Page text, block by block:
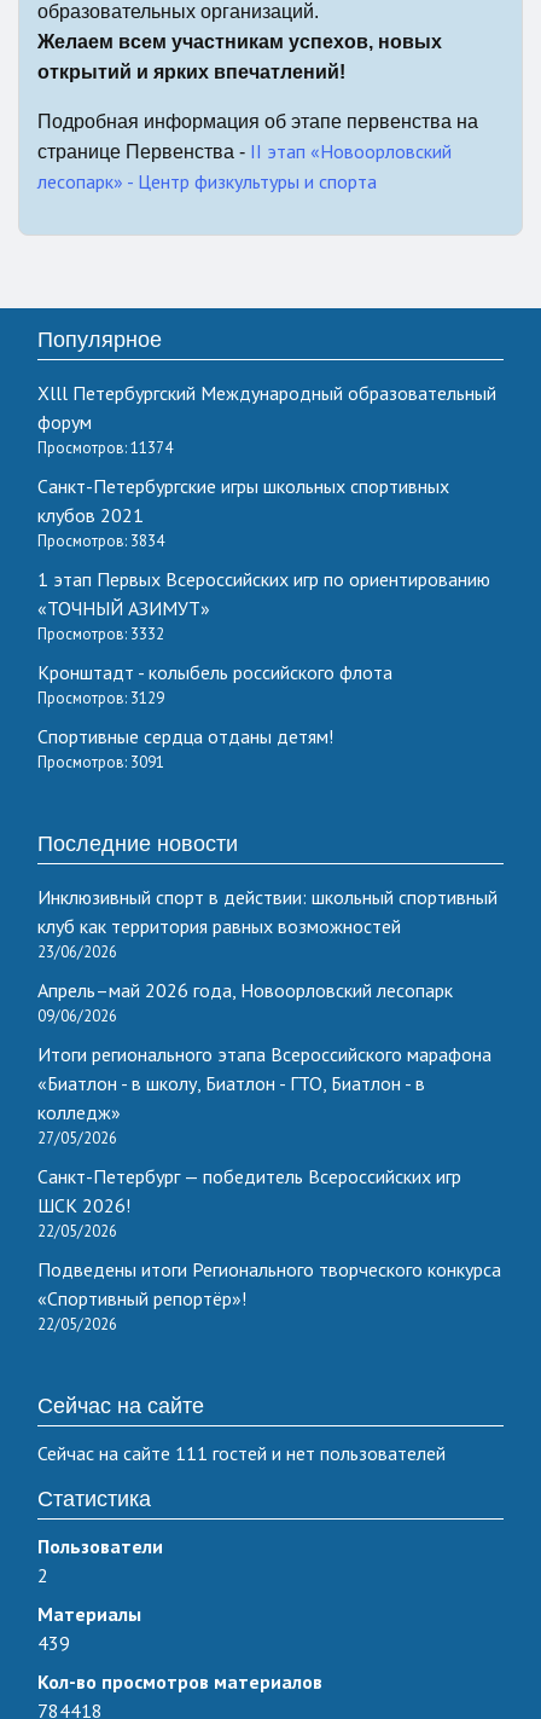
образовательных организаций.
Желаем всем участникам успехов, новых
открытий и ярких впечатлений!
Подробная информация об этапе первенства на
странице Первенства - II этап «Новоорловский
лесопарк» - Центр физкультуры и спорта
Популярное
Xlll Петербургский Международный образовательный
форум
Просмотров: 11374
Санкт-Петербургские игры школьных спортивных
клубов 2021
Просмотров: 3834
1 этап Первых Всероссийских игр по ориентированию
«ТОЧНЫЙ АЗИМУТ»
Просмотров: 3332
Кронштадт - колыбель российского флота
Просмотров: 3129
Спортивные сердца отданы детям!
Просмотров: 3091
Последние новости
Инклюзивный спорт в действии: школьный спортивный
клуб как территория равных возможностей
23/06/2026
Апрель–май 2026 года, Новоорловский лесопарк
09/06/2026
Итоги регионального этапа Всероссийского марафона
«Биатлон - в школу, Биатлон - ГТО, Биатлон - в
колледж»
27/05/2026
Санкт-Петербург — победитель Всероссийских игр
ШСК 2026!
22/05/2026
Подведены итоги Регионального творческого конкурса
«Спортивный репортёр»!
22/05/2026
Сейчас на сайте
Сейчас на сайте 111 гостей и нет пользователей
Статистика
Пользователи
2
Материалы
439
Кол-во просмотров материалов
784418